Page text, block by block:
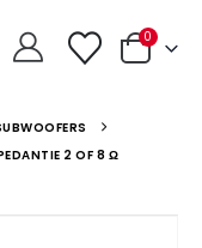
0
2 OF 8 Ω